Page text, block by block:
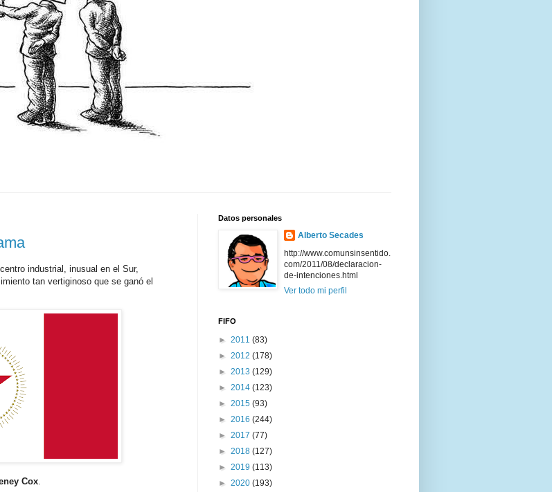
industrial, inusual en el Sur,
tan vertiginoso que se ganó el
Cox.
Datos personales
Alberto Secades
http://www.comunsinsentido.
com/2011/08/declaracion-
de-intenciones.html
Ver todo mi perfil
FIFO
► 2011 (83)
► 2012 (178)
► 2013 (129)
► 2014 (123)
► 2015 (93)
► 2016 (244)
► 2017 (77)
► 2018 (127)
► 2019 (113)
► 2020 (193)